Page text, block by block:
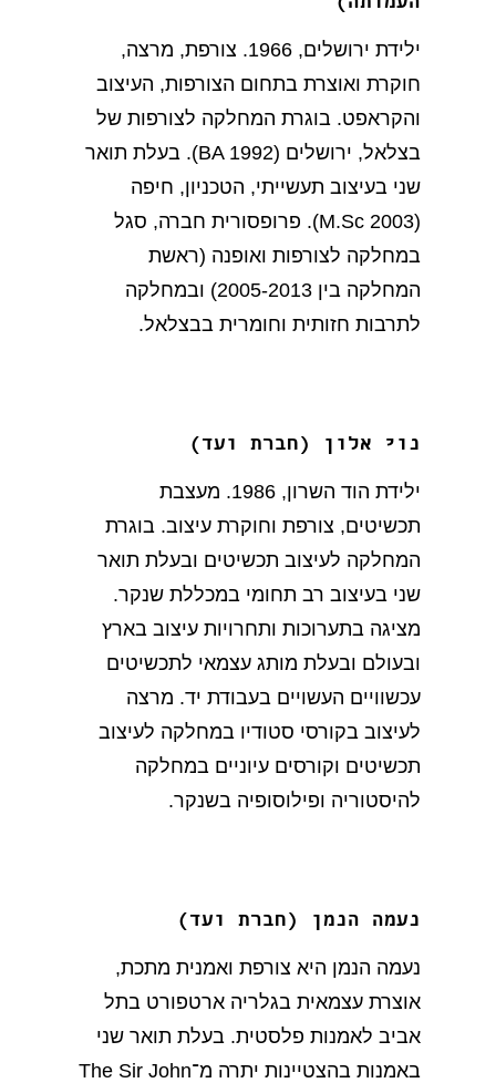
ילידת ירושלים, 1966. צורפת, מרצה,
חוקרת ואוצרת בתחום הצורפות, העיצוב
והקראפט. בוגרת המחלקה לצורפות של
בצלאל, ירושלים (BA 1992). בעלת תואר
שני בעיצוב תעשייתי, הטכניון, חיפה
(M.Sc 2003). פרופסורית חברה, סגל
במחלקה לצורפות ואופנה (ראשת
המחלקה בין 2005-2013) ובמחלקה
לתרבות חזותית וחומרית בבצלאל.
נוי אלון (חברת ועד)
ילידת הוד השרון, 1986. מעצבת
תכשיטים, צורפת וחוקרת עיצוב. בוגרת
המחלקה לעיצוב תכשיטים ובעלת תואר
שני בעיצוב רב תחומי במכללת שנקר.
מציגה בתערוכות ותחרויות עיצוב בארץ
ובעולם ובעלת מותג עצמאי לתכשיטים
עכשוויים העשויים בעבודת יד. מרצה
לעיצוב בקורסי סטודיו במחלקה לעיצוב
תכשיטים וקורסים עיוניים במחלקה
להיסטוריה ופילוסופיה בשנקר.
נעמה הנמן (חברת ועד)
נעמה הנמן היא צורפת ואמנית מתכת,
אוצרת עצמאית בגלריה ארטפורט בתל
אביב לאמנות פלסטית. בעלת תואר שני
באמנות בהצטיינות יתרה מ־The Sir John